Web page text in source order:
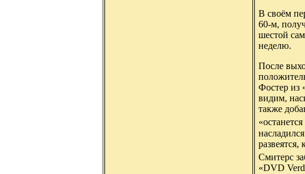
В своём
60-м,
шестой
неделю.
После
Фостер из
видим,
также
Смитерс
«DVD